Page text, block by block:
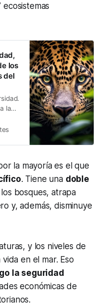
los
del
la
la mayoría es el que
. Tiene una doble
bosques, atrapa
y, además, disminuye
y los niveles de
en el mar. Eso
la seguridad
económicas de